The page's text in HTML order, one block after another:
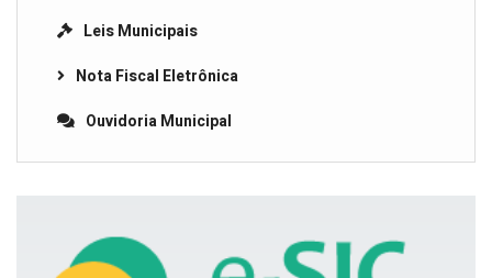
Leis Municipais
Nota Fiscal Eletrônica
Ouvidoria Municipal